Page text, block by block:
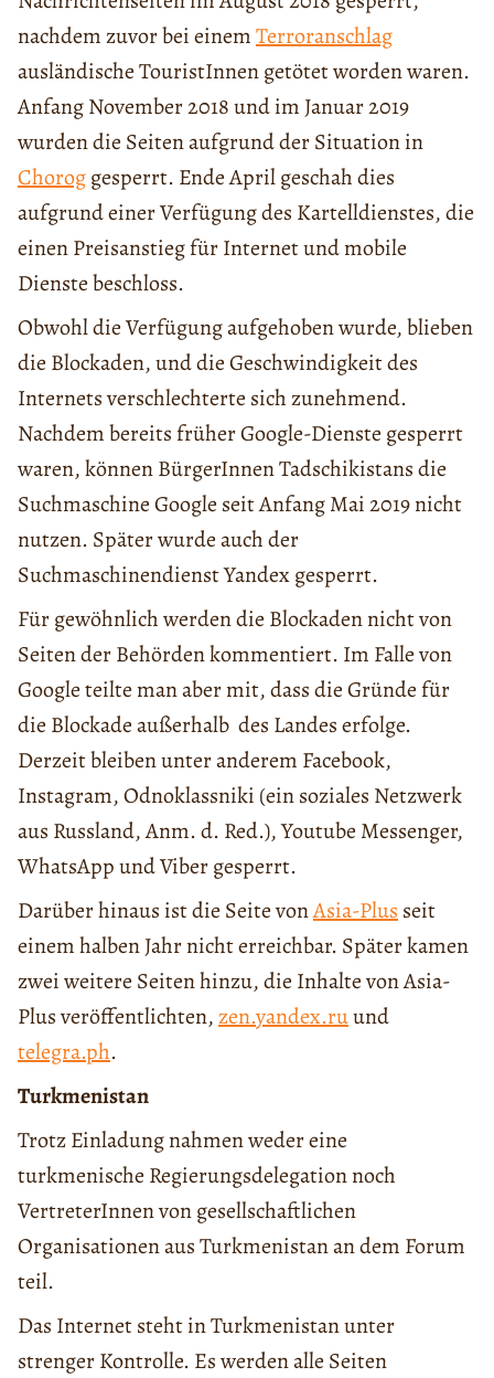
nachdem zuvor bei einemTerroranschlag
ausländische TouristInnen getötet worden waren.
Anfang November 2018 und im Januar 2019
wurden die Seiten aufgrund der Situation in
Choroggesperrt. Ende April geschah dies
aufgrund einer Verfügung des Kartelldienstes, die
einen Preisanstieg für Internet und mobile
Dienste beschloss.
Obwohl die Verfügung aufgehoben wurde, blieben
die Blockaden, und die Geschwindigkeit des
Internets verschlechterte sich zunehmend.
Nachdem bereits früher Google-Dienste gesperrt
waren, können BürgerInnen Tadschikistans die
Suchmaschine Google seit Anfang Mai 2019 nicht
nutzen. Später wurde auch der
Suchmaschinendienst Yandex gesperrt.
Für gewöhnlich werden die Blockaden nicht von
Seiten der Behörden kommentiert. Im Falle von
Google teilte man aber mit, dass die Gründe für
die Blockade außerhalb des Landeserfolge.
Derzeit bleiben unter anderem Facebook,
Instagram, Odnoklassniki (ein soziales Netzwerk
aus Russland, Anm. d. Red.), Youtube Messenger,
WhatsApp und Viber gesperrt.
Darüber hinaus ist die Seite vonAsia-Plus seit
einem halben Jahr nicht erreichbar. Später kamen
zwei weitere Seiten hinzu, die Inhalte von Asia-
Plus veröffentlichten,zen.yandex.ruund
telegra.ph.
Turkmenistan
Trotz Einladung nahmen weder eine
turkmenische Regierungsdelegation noch
VertreterInnen von gesellschaftlichen
Organisationen aus Turkmenistan an dem Forum
teil.
Das Internet steht in Turkmenistan unter
strenger Kontrolle. Es werden alle Seiten